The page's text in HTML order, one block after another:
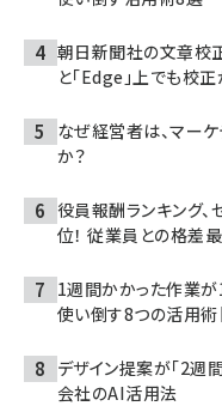
朝日新聞社の文章校
と「Edge」上でも校
なぜ経営者は、マー
か？
役員報酬ランキング
位！ 従業員との格差
1週間かかった作業
使い倒す8つの活用術
デザイン提案が「2
会社のAI活用法